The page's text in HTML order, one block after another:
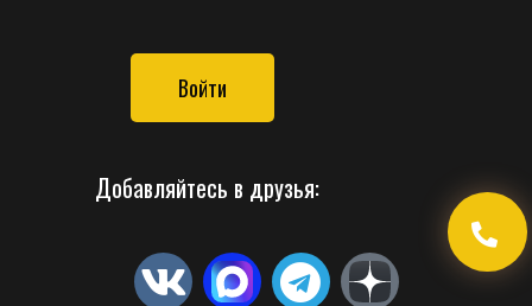
Войти
Добавляйтесь в друзья: